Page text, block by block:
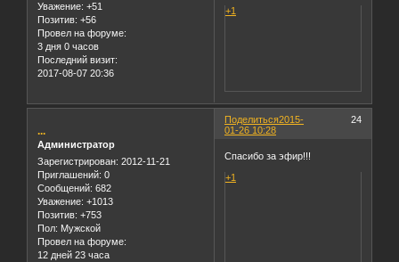
Уважение: +51
Позитив: +56
Провел на форуме:
3 дня 0 часов
Последний визит:
2017-08-07 20:36
+1
Поделиться 24
2015-
01-26 10:28
...
Администратор
Зарегистрирован: 2012-11-21
Приглашений: 0
Сообщений: 682
Уважение: +1013
Позитив: +753
Пол: Мужской
Провел на форуме:
12 дней 23 часа
Спасибо за эфир!!!
+1